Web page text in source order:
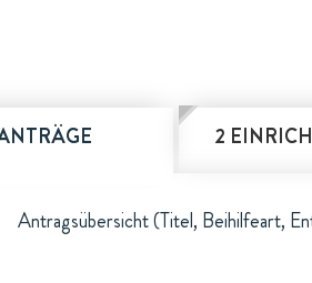
2
Antragsübersicht (Titel, Beihilfeart,